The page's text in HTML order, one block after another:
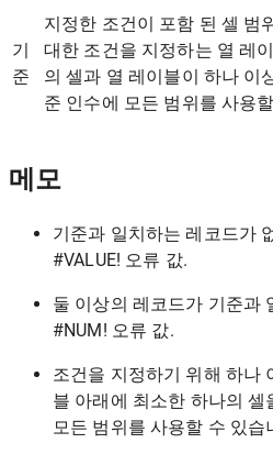
기
준
지정한 조건이 포함 된 셀 범
대한 조건을 지정하는 열 레
의 셀과 열 레이블이 하나 이
준 인수에 모든 범위를 사용
메모
기준과 일치하는 레코드가
#VALUE! 오류 값.
둘 이상의 레코드가 기준과
#NUM! 오류 값.
조건을 지정하기 위해 하나
블 아래에 최소한 하나의 셀
모든 범위를 사용할 수 있습